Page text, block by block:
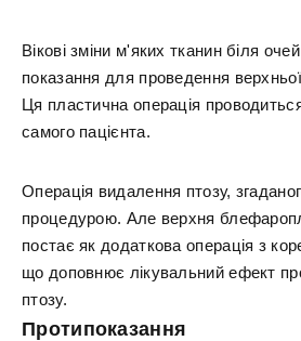
Вікові зміни м'яких тканин біля
показання для проведення
Ця пластична операція
самого пацієнта.
Операція видалення птозу,
процедурою. Але верхня
постає як додаткова операція з
що доповнює лікувальний ефект
птозу.
Протипоказання